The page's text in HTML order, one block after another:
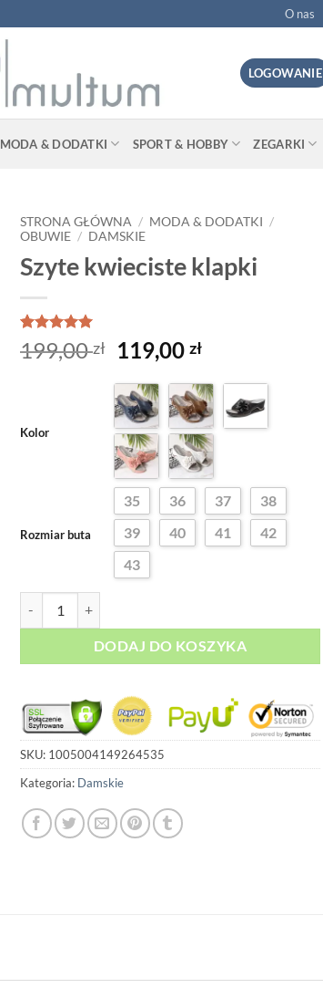
O nas
LOGOWANIE
MODA & DODATKI SPORT & HOBBY ZEGARKI
STRONA GŁÓWNA / MODA & DODATKI /
OBUWIE / DAMSKIE
Szyte kwieciste klapki
Oceniony5
na 5 na
1
199,00zł
Pierwotna
cena
wynosiła:
199,00 zł.
119,00złAktualna
wynosi:
119,00 zł.
Kolor
Rozmiar buta
35 36 37
38
39
40 41
42
43
DODAJ DO KOSZYKA
SKU: 1005004149264535
Kategoria: Damskie